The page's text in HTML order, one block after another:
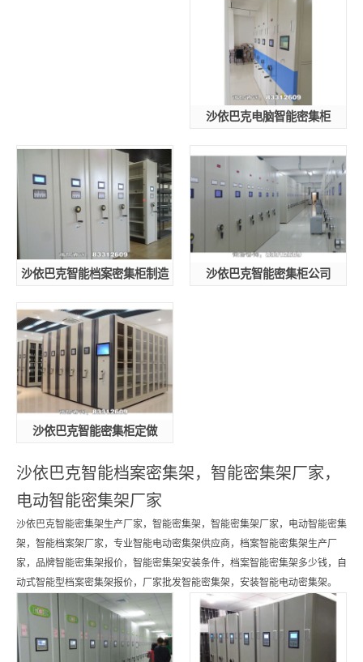
沙依巴克电脑智能密集柜
沙依巴克智能档案密集柜制造 沙依巴克智能密集柜公司
沙依巴克智能密集柜定做
沙依巴克智能档案密集架，智能密集架厂家，
电动智能密集架厂家
沙依巴克智能密集架生产厂家，智能密集架，智能密集架厂家，电动智能密集
架，智能档案架厂家，专业智能电动密集架供应商，档案智能密集架生产厂
家，品牌智能密集架报价，智能密集架安装条件，档案智能密集架多少钱，自
动式智能型档案密集架报价，厂家批发智能密集架，安装智能电动密集架。